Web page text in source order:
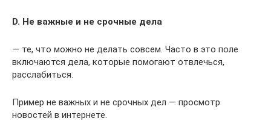
D. Не важные и не срочные дела
— те, что можно не делать совсем. Часто в это поле
включаются дела, которые помогают отвлечься,
расслабиться.
Пример не важных и не срочных дел — просмотр
новостей в интернете.